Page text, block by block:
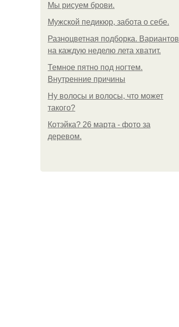
Мы рисуем брови.
Мужской педикюр, забота о себе.
Разноцветная подборка. Вариантов
на каждую неделю лета хватит.
Темное пятно под ногтем.
Внутренние причины
Ну волосы и волосы, что может
такого?
Котэйка? 26 марта - фото за
деревом.